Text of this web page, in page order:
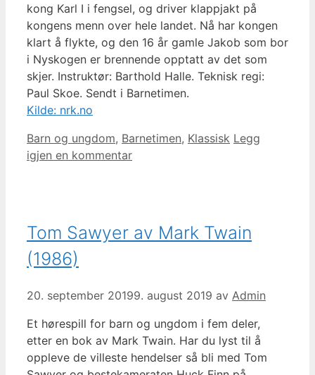
kong Karl I i fengsel, og driver klappjakt på
kongens menn over hele landet. Nå har kongen
klart å flykte, og den 16 år gamle Jakob som bor
i Nyskogen er brennende opptatt av det som
skjer. Instruktør: Barthold Halle. Teknisk regi:
Paul Skoe. Sendt i Barnetimen.
Kilde: nrk.no
Kategorier
Barn og ungdom, Barnetimen, Klassisk Legg
igjen en kommentar
Tom Sawyer av Mark Twain
(1986)
20. september 20199. august 2019 av Admin
Et hørespill for barn og ungdom i fem deler,
etter en bok av Mark Twain. Har du lyst til å
oppleve de villeste hendelser så bli med Tom